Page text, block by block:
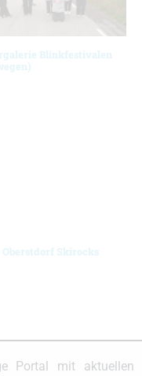
Blinkfestivalen
Skirocks
Portal mit aktuellen